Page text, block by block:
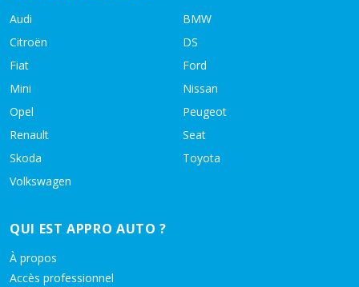
Audi
BMW
Citroën
DS
Fiat
Ford
Mini
Nissan
Opel
Peugeot
Renault
Seat
Skoda
Toyota
Volkswagen
QUI EST APPRO AUTO ?
À propos
Accès professionnel